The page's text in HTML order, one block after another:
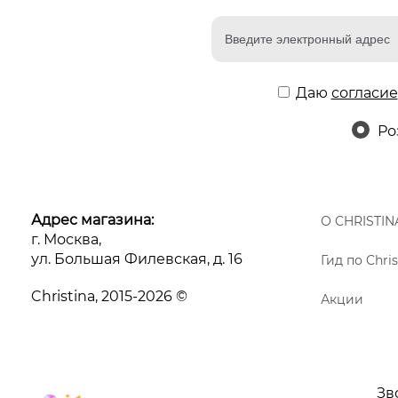
Даю согласие
Адрес магазина:
г. Москва,
ул. Большая Филевская, д. 16
Christina, 2015-2026 ©
О
Гид по
Акции